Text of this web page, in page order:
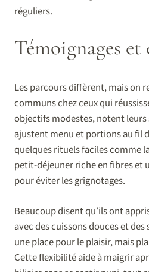
réguliers.
Témoignages et
Les parcours diffèrent, mais on
communs chez ceux qui
objectifs modestes, notent
ajustent menu et portions au fil
quelques rituels faciles comme
petit-déjeuner riche en fibres et
pour éviter les grignotages.
Beaucoup disent qu’ils ont
avec des cuissons douces et
une place pour le plaisir, mais
Cette flexibilité aide à maigrir